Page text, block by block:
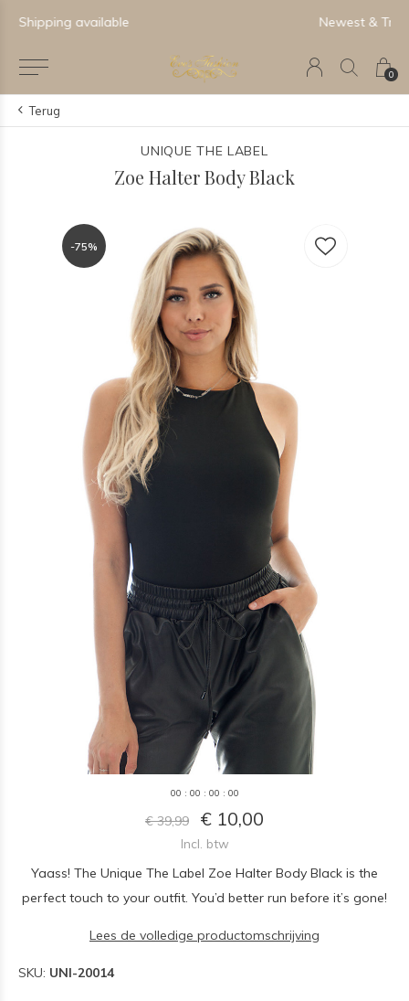
0
Newest & Trending Collections
Terug
UNIQUE THE LABEL
Zoe Halter Body Black
-75%
00 : 00 : 00 : 00
€ 39,99 € 10,00
Incl. btw
Yaass! The Unique The Label Zoe Halter Body Black is the
perfect touch to your outfit. You’d better run before it’s gone!
Lees de volledige productomschrijving
SKU: UNI-20014